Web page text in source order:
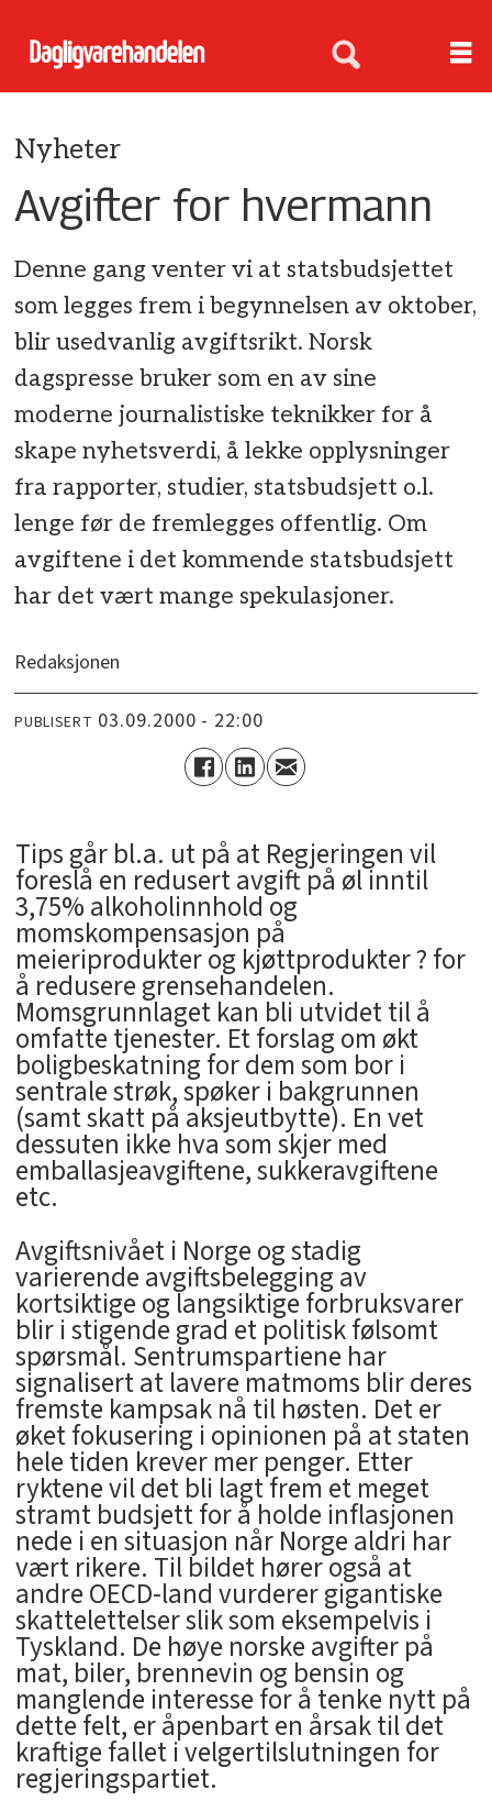
Nyheter
Avgifter for hvermann
Denne gang venter vi at statsbudsjettet
som legges frem i begynnelsen av oktober,
blir usedvanlig avgiftsrikt. Norsk
dagspresse bruker som en av sine
moderne journalistiske teknikker for å
skape nyhetsverdi, å lekke opplysninger
fra rapporter, studier, statsbudsjett o.l.
lenge før de fremlegges offentlig. Om
avgiftene i det kommende statsbudsjett
har det vært mange spekulasjoner.
Redaksjonen
PUBLISERT 03.09.2000 - 22:00
Tips går bl.a. ut på at Regjeringen vil
foreslå en redusert avgift på øl inntil
3,75% alkoholinnhold og
momskompensasjon på
meieriprodukter og kjøttprodukter ? for
å redusere grensehandelen.
Momsgrunnlaget kan bli utvidet til å
omfatte tjenester. Et forslag om økt
boligbeskatning for dem som bor i
sentrale strøk, spøker i bakgrunnen
(samt skatt på aksjeutbytte). En vet
dessuten ikke hva som skjer med
emballasjeavgiftene, sukkeravgiftene
etc.
Avgiftsnivået i Norge og stadig
varierende avgiftsbelegging av
kortsiktige og langsiktige forbruksvarer
blir i stigende grad et politisk følsomt
spørsmål. Sentrumspartiene har
signalisert at lavere matmoms blir deres
fremste kampsak nå til høsten. Det er
øket fokusering i opinionen på at staten
hele tiden krever mer penger. Etter
ryktene vil det bli lagt frem et meget
stramt budsjett for å holde inflasjonen
nede i en situasjon når Norge aldri har
vært rikere. Til bildet hører også at
andre OECD-land vurderer gigantiske
skattelettelser slik som eksempelvis i
Tyskland. De høye norske avgifter på
mat, biler, brennevin og bensin og
manglende interesse for å tenke nytt på
dette felt, er åpenbart en årsak til det
kraftige fallet i velgertilslutningen for
regjeringspartiet.